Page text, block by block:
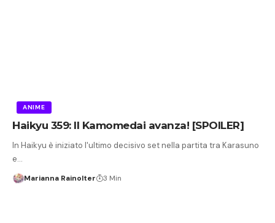
ANIME
Haikyu 359: Il Kamomedai avanza! [SPOILER]
In Haikyu è iniziato l'ultimo decisivo set nella partita tra Karasuno
e…
Marianna Rainolter 3 Min